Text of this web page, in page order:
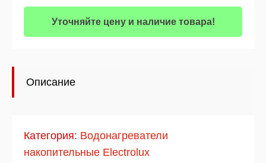
Уточняйте цену и наличие товара!
Описание
Категория: Водонагреватели
накопительные Electrolux